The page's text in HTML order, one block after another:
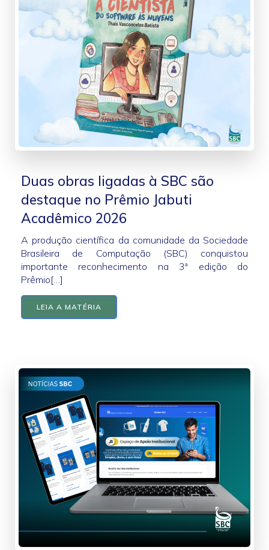
Duas obras ligadas à SBC são
destaque no Prêmio Jabuti
Acadêmico 2026
A produção científica da comunidade da Sociedade
Brasileira de Computação (SBC) conquistou
importante reconhecimento na 3ª edição do
Prêmio[…]
LEIA A MATÉRIA